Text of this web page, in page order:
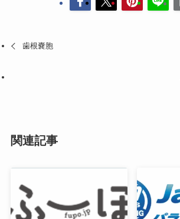
歯根嚢胞
関連記事